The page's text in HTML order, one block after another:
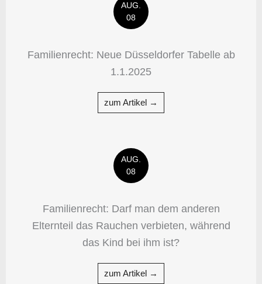
AUG.
08
Familienrecht: Neue Düsseldorfer Tabelle ab
1.1.2025
zum Artikel →
AUG.
08
Familienrecht: Darf man dem anderen
Elternteil das Rauchen verbieten, während
das Kind bei ihm ist?
zum Artikel →